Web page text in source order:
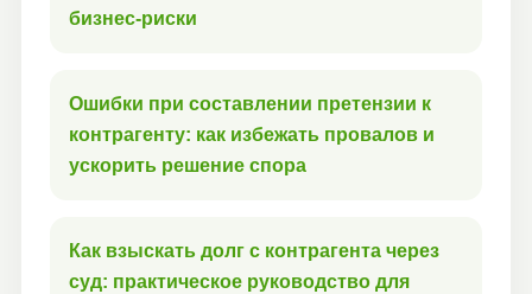
бизнес-риски
Ошибки при составлении претензии к
контрагенту: как избежать провалов и
ускорить решение спора
Как взыскать долг с контрагента через
суд: практическое руководство для